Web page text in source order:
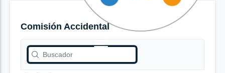
Comisión Accidental